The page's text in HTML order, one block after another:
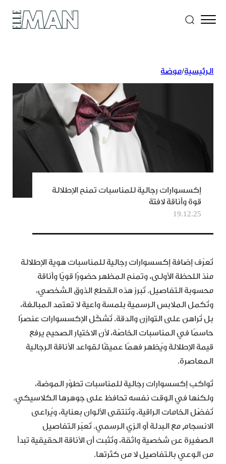
الرئيسية/موضة
إكسسوارات رجالية للمناسبات تمنح الإطلالة
قوة وأناقة لافتة
19.12.25
تُعرّف إضافة إكسسوارات رجالية للمناسبات هوية الإطلالة
منذ اللحظة الأولى، وتمنح المظهر حضورًا قويًا وأناقة
محسوبة التفاصيل. تُبرز هذه القطع الذوق الشخصي،
وتُكمل الملابس الرسمية بلمسة واعية لا تعتمد المبالغة،
بل تُراهن على التوازن والدقة. تُشكّل الإكسسوارات عنصرًا
حاسمًا في المناسبات الخاصّة، لأن الاختيار الصحيح يرفع
قيمة الإطلالة ويُظهر فهمًا عميقًا لقواعد الأناقة الرجالية
المعاصرة.
تُواكب إكسسوارات رجالية للمناسبات تطوّر الموضة،
ولكنها في الوقت نفسه تحافظ على جوهرها الكلاسيكي.
تُفضّل الخامات الراقية، وتُنتقى الألوان بعناية، ويُراعى
الانسجام مع البدلة أو الزي الرسمي. تُعبّر التفاصيل
الصغيرة عن شخصية واثقة، وتُثبت أن الأناقة الحقيقية تبدأ
من الوعي بالتفاصيل لا من كثرتها.